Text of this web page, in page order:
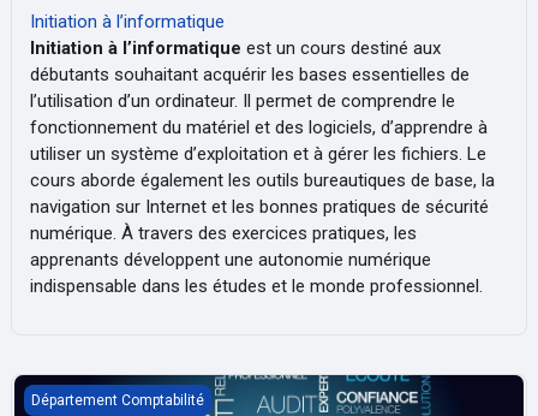
Initiation à l’informatique
Initiation à l’informatique est un cours destiné aux
débutants souhaitant acquérir les bases essentielles de
l’utilisation d’un ordinateur. Il permet de comprendre le
fonctionnement du matériel et des logiciels, d’apprendre à
utiliser un système d’exploitation et à gérer les fichiers. Le
cours aborde également les outils bureautiques de base, la
navigation sur Internet et les bonnes pratiques de sécurité
numérique. À travers des exercices pratiques, les
apprenants développent une autonomie numérique
indispensable dans les études et le monde professionnel.
Initiation à la Comptabilité
Département Comptabilité